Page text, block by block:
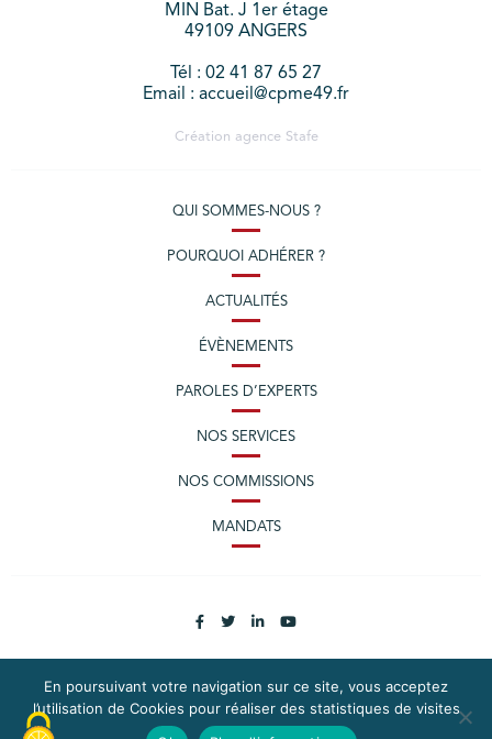
MIN Bat. J 1er étage
49109 ANGERS
Tél : 02 41 87 65 27
Email : accueil@cpme49.fr
Création agence Stafe
QUI SOMMES-NOUS ?
POURQUOI ADHÉRER ?
ACTUALITÉS
ÉVÈNEMENTS
PAROLES D’EXPERTS
NOS SERVICES
NOS COMMISSIONS
MANDATS
PLAN DU SITE MENTIONS LÉGALES
En poursuivant votre navigation sur ce site, vous acceptez
l’utilisation de Cookies pour réaliser des statistiques de visites